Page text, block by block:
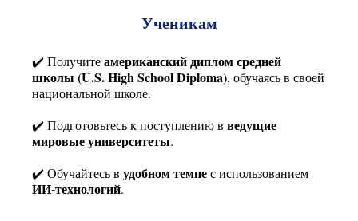
Ученикам
✔️ Получитеамериканский диплом средней
школы (U.S. High School Diploma), обучаясь в своей
национальной школе.
✔️ Подготовьтесь к поступлению в ведущие
мировые университеты.
✔️ Обучайтесь в удобном темпес использованием
ИИ-технологий.